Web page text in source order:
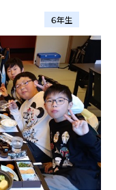
６年生